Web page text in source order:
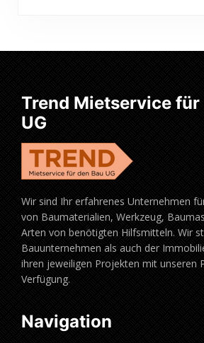
Trend Mietservice für
UG
Wir sind Ihr erfahrenes Unternehmen
von Baumaterialien, Werkzeug,
Arten von benötigten Hilfsmitteln. Wir
Bauunternehmen als auch der
ihren jeweiligen Projekten mit unseren
Verfügung.
Navigation